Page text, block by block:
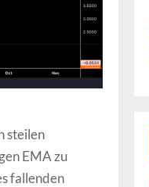
steilen
EMA zu
fallenden